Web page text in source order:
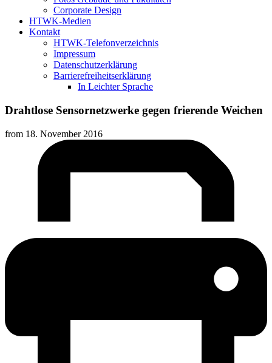
Corporate Design
HTWK-Medien
Kontakt
HTWK-Telefonverzeichnis
Impressum
Datenschutzerklärung
Barrierefreiheitserklärung
In Leichter Sprache
Drahtlose Sensornetzwerke gegen frierende Weichen
from 18. November 2016